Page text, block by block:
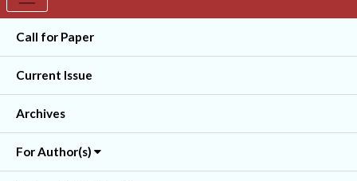
Call for Paper
Current Issue
Archives
For Author(s)